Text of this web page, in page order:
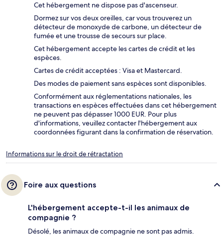
Cet hébergement ne dispose pas d'ascenseur.
Dormez sur vos deux oreilles, car vous trouverez un
détecteur de monoxyde de carbone, un détecteur de
fumée et une trousse de secours sur place.
Cet hébergement accepte les cartes de crédit et les
espèces.
Cartes de crédit acceptées : Visa et Mastercard.
Des modes de paiement sans espèces sont disponibles.
Conformément aux réglementations nationales, les
transactions en espèces effectuées dans cet hébergement
ne peuvent pas dépasser 1000 EUR. Pour plus
d'informations, veuillez contacter l'hébergement aux
coordonnées figurant dans la confirmation de réservation.
Informations sur le droit de rétractation
Foire aux questions
L'hébergement accepte-t-il les animaux de
compagnie ?
Désolé, les animaux de compagnie ne sont pas admis.